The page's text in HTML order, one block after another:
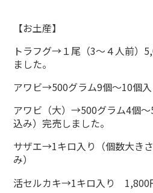
【お土産】
トラフグ→１尾（3～４人前）
ました。
アワビ→500グラム9個～10個入
アワビ（大）→500グラム4個
込み）完売しました。
サザエ→1キロ入り（個数大き
み）
活セルカキ→1キロ入り 1,800